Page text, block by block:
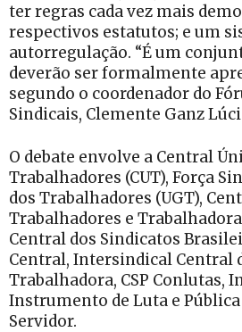
ter regras cada vez mais
respectivos estatutos; e um
autorregulação. “É um
deverão ser formalmente
segundo o coordenador do
Sindicais, Clemente Ganz
O debate envolve a Central
Trabalhadores (CUT), Força
dos Trabalhadores (UGT),
Trabalhadores e
Central dos Sindicatos
Central, Intersindical Central
Trabalhadora, CSP Conlutas,
Instrumento de Luta e
Servidor.